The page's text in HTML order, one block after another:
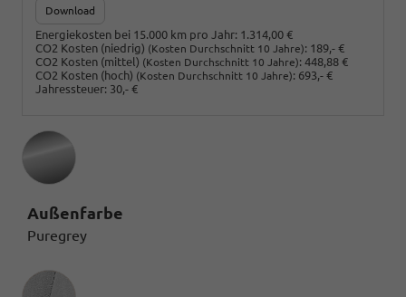
Download
Energiekosten bei 15.000 km pro Jahr: 1.314,00 €
CO2 Kosten (niedrig) (Kosten Durchschnitt 10 Jahre): 189,- €
CO2 Kosten (mittel) (Kosten Durchschnitt 10 Jahre): 448,88 €
CO2 Kosten (hoch) (Kosten Durchschnitt 10 Jahre): 693,- €
Jahressteuer: 30,- €
Außenfarbe
Puregrey
Innenausstattung